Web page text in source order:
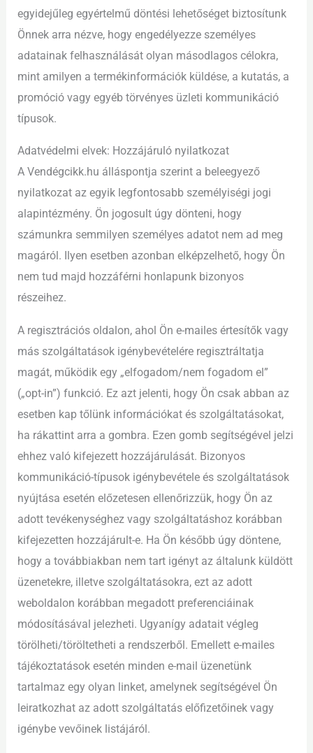
egyidejűleg egyértelmű döntési lehetőséget biztosítunk
Önnek arra nézve, hogy engedélyezze személyes
adatainak felhasználását olyan másodlagos célokra,
mint amilyen a termékinformációk küldése, a kutatás, a
promóció vagy egyéb törvényes üzleti kommunikáció
típusok.
Adatvédelmi elvek: Hozzájáruló nyilatkozat
A Vendégcikk.hu álláspontja szerint a beleegyező
nyilatkozat az egyik legfontosabb személyiségi jogi
alapintézmény. Ön jogosult úgy dönteni, hogy
számunkra semmilyen személyes adatot nem ad meg
magáról. Ilyen esetben azonban elképzelhető, hogy Ön
nem tud majd hozzáférni honlapunk bizonyos
részeihez.
A regisztrációs oldalon, ahol Ön e-mailes értesítők vagy
más szolgáltatások igénybevételére regisztráltatja
magát, működik egy „elfogadom/nem fogadom el”
(„opt-in”) funkció. Ez azt jelenti, hogy Ön csak abban az
esetben kap tőlünk információkat és szolgáltatásokat,
ha rákattint arra a gombra. Ezen gomb segítségével jelzi
ehhez való kifejezett hozzájárulását. Bizonyos
kommunikáció-típusok igénybevétele és szolgáltatások
nyújtása esetén előzetesen ellenőrizzük, hogy Ön az
adott tevékenységhez vagy szolgáltatáshoz korábban
kifejezetten hozzájárult-e. Ha Ön később úgy döntene,
hogy a továbbiakban nem tart igényt az általunk küldött
üzenetekre, illetve szolgáltatásokra, ezt az adott
weboldalon korábban megadott preferenciáinak
módosításával jelezheti. Ugyanígy adatait végleg
törölheti/töröltetheti a rendszerből. Emellett e-mailes
tájékoztatások esetén minden e-mail üzenetünk
tartalmaz egy olyan linket, amelynek segítségével Ön
leiratkozhat az adott szolgáltatás előfizetőinek vagy
igénybe vevőinek listájáról.